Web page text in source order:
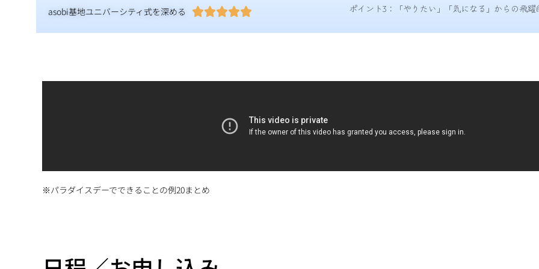
asobi基地ユニバーシティ式を深める  ポイント3：「やりたい」「気になる」からの飛躍
※パラダイスデーでできることの例20まとめ